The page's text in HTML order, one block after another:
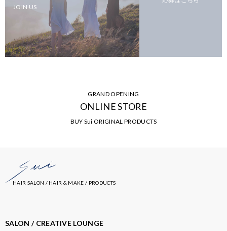
JOIN US
GRAND OPENING
ONLINE STORE
BUY Sui ORIGINAL PRODUCTS
HAIR SALON / HAIR & MAKE / PRODUCTS
SALON / CREATIVE LOUNGE